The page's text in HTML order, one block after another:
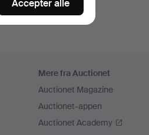
Mere fra Auctionet
Auctionet Magazine
Auctionet-appen
Auctionet Academy
Accepter alle